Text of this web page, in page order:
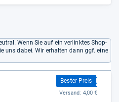
modular tauschbar; Display
Wenn Sie auf ein verlinktes Shop-
uns dabei. Wir erhalten dann ggf. eine
Bester Preis
1.699,26 €
Versand: 4,00 €